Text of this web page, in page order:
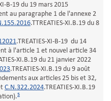
B-19 du 19 mars 2015
au paragraphe 1 de l'annexe 2
.TTREATIES-XI.B.19 du 8
.TREATIES-XI-B-19 du 14
à l'article 1 et nouvel article 34
XI.B.19 du 21 janvier 2022
.TREATIES-XI.B.19 du 9 août
aux articles 25 bis et 32,
C.N.322.2024.TREATIES-XI.B.19
5